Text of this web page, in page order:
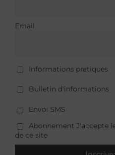
Email
Informations pratiques
Bulletin d'informations
Envoi SMS
Abonnement J'accepte
de ce site